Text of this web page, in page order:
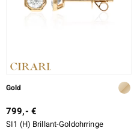
Gold
799,- €
SI1 (H) Brillant-Goldohrringe